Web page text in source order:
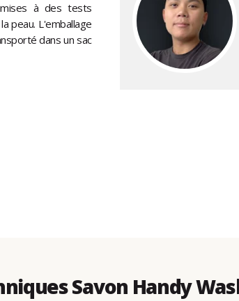
à des tests
peau. L'emballage
dans un sac
Savon Handy